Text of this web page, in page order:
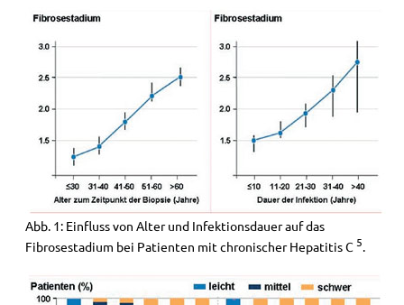
Abb. 1: Einfluss von Alter und Infektionsdauer auf das
Fibrosestadium bei Patienten mit chronischer Hepatitis C 5